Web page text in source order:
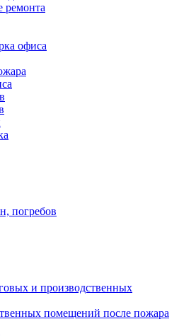
ремонта
офиса
погребов
и производственных
помещений после пожара